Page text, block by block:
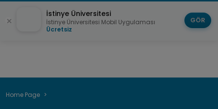
Breadcrumb
Home Page
İstinye Üniversitesi
İstinye Üniversitesi Mobil Uygulaması
Ücretsiz
GÖR